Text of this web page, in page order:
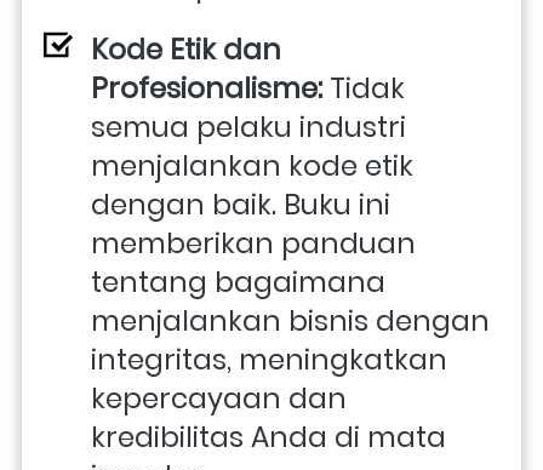
Kode Etik dan
Profesionalisme: Tidak
semua pelaku industri
menjalankan kode etik
dengan baik. Buku ini
memberikan panduan
tentang bagaimana
menjalankan bisnis dengan
integritas, meningkatkan
kepercayaan dan
kredibilitas Anda di mata